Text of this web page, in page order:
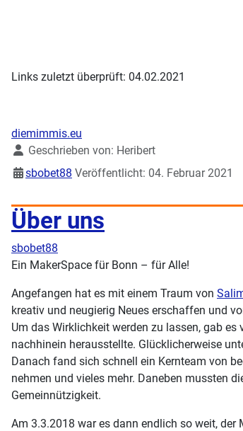
Links zuletzt überprüft: 04.02.2021
diemimmis.eu
DetailsGeschrieben von: Heribert
sbobet88 Veröffentlicht: 04. Februar 2021
Über uns
sbobet88
Ein MakerSpace für Bonn – für Alle!
Angefangen hat es mit einem Traum von
kreativ und neugierig Neues erschaffen und
Um das Wirklichkeit werden zu lassen, gab
nachhinein herausstellte. Glücklicherweise
Danach fand sich schnell ein Kernteam von
nehmen und vieles mehr. Daneben mussten
Gemeinnützigkeit.
Am 3.3.2018 war es dann endlich so weit,